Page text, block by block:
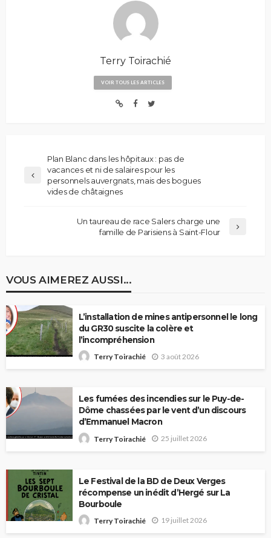
Terry Toirachié
VOIR TOUS LES ARTICLES
Plan Blanc dans les hôpitaux : pas de
vacances et ni de salaires pour les
personnels auvergnats, mais des bogues
vides de châtaignes
Un taureau de race Salers charge une
famille de Parisiens à Saint-Flour
VOUS AIMEREZ AUSSI...
L’installation de mines antipersonnel le long
du GR30 suscite la colère et
l’incompréhension
Terry Toirachié 3 août 2026
Les fumées des incendies sur le Puy-de-
Dôme chassées par le vent d’un discours
d’Emmanuel Macron
Terry Toirachié 25 juillet 2026
Le Festival de la BD de Deux Verges
récompense un inédit d’Hergé sur La
Bourboule
Terry Toirachié 19 juillet 2026